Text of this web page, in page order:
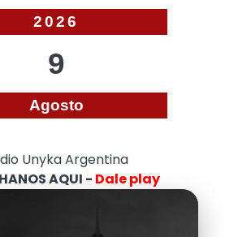
2026
9
Agosto
Unyka Argentina
AQUI - Dale play